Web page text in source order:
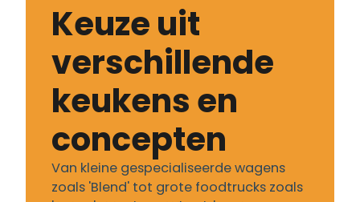
Keuze uit
verschillende
keukens en
concepten
Van kleine gespecialiseerde wagens
zoals 'Blend' tot grote foodtrucks zoals